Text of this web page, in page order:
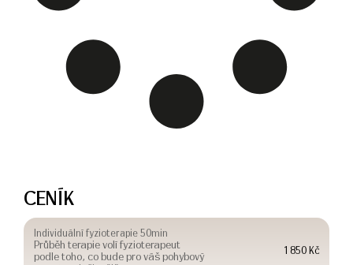
CENÍK
Individuální fyzioterapie 50min
Průběh terapie volí fyzioterapeut
podle toho, co bude pro váš pohybový
1 850 Kč